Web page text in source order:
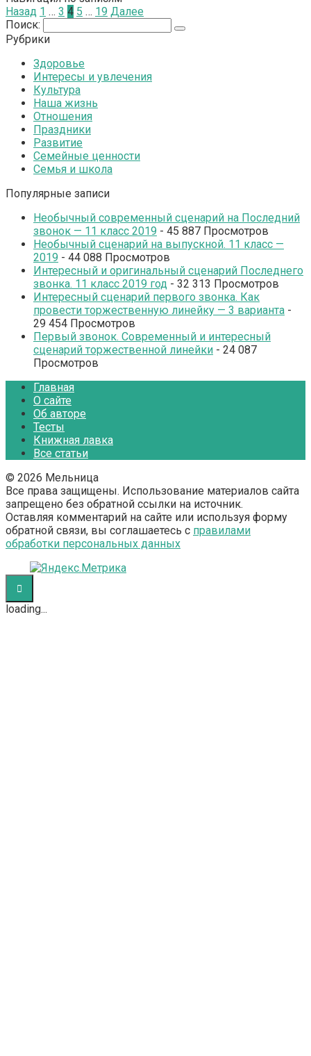
Назад 1 … 3 4 5 … 19 Далее
Поиск:
Рубрики
Здоровье
Интересы и увлечения
Культура
Наша жизнь
Отношения
Праздники
Развитие
Семейные ценности
Семья и школа
Популярные записи
Необычный современный сценарий на Последний
звонок — 11 класс 2019 - 45 887 Просмотров
Необычный сценарий на выпускной. 11 класс —
2019 - 44 088 Просмотров
Интересный и оригинальный сценарий Последнего
звонка. 11 класс 2019 год - 32 313 Просмотров
Интересный сценарий первого звонка. Как
провести торжественную линейку — 3 варианта -
29 454 Просмотров
Первый звонок. Современный и интересный
сценарий торжественной линейки - 24 087
Просмотров
Главная
О сайте
Об авторе
Тесты
Книжная лавка
Все статьи
© 2026 Мельница
Все права защищены. Использование материалов сайта
запрещено без обратной ссылки на источник.
Оставляя комментарий на сайте или используя форму
обратной связи, вы соглашаетесь с правилами
обработки персональных данных
loading...